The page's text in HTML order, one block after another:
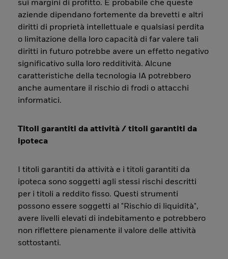
sui margini di profitto. È probabile che queste
aziende dipendano fortemente da brevetti e altri
diritti di proprietà intellettuale e qualsiasi perdita
o limitazione della loro capacità di far valere tali
diritti in futuro potrebbe avere un effetto negativo
significativo sulla loro redditività. Alcune
caratteristiche della tecnologia IA potrebbero
anche aumentare il rischio di frodi o attacchi
informatici.
Titoli garantiti da attività / titoli garantiti da
ipoteca
I titoli garantiti da attività e i titoli garantiti da
ipoteca sono soggetti agli stessi rischi descritti
per i titoli a reddito fisso. Questi strumenti
possono essere soggetti al "Rischio di liquidità",
avere livelli elevati di indebitamento e potrebbero
non riflettere pienamente il valore delle attività
sottostanti.